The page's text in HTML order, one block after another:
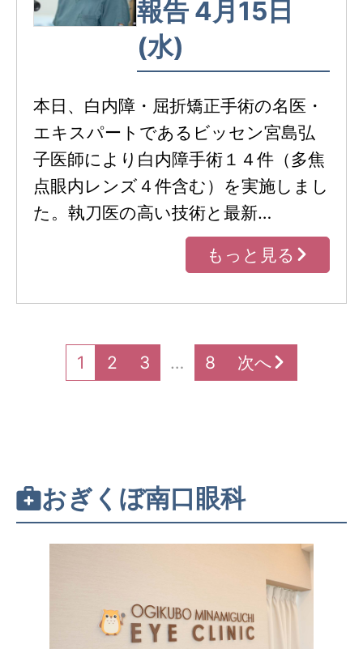
報告 4月15日
(水)
本日、白内障・屈折矯正手術の名医・
エキスパートであるビッセン宮島弘
子医師により白内障手術１４件（多焦
点眼内レンズ４件含む）を実施しまし
た。執刀医の高い技術と最新…
もっと見る
1 2 3 … 8 次へ
おぎくぼ南口眼科